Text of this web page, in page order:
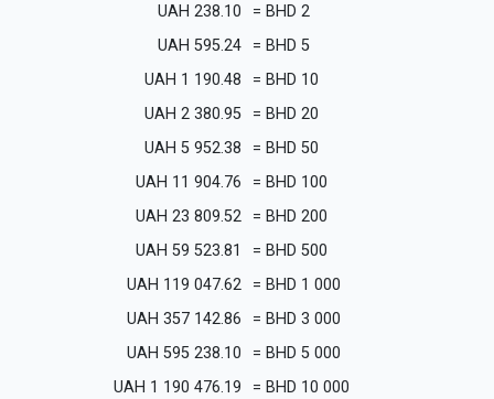
2
BHD
=
238.10
UAH
5
BHD
=
595.24
UAH
10
BHD
=
1 190.48
UAH
20
BHD
=
2 380.95
UAH
50
BHD
=
5 952.38
UAH
100
BHD
=
11 904.76
UAH
200
BHD
=
23 809.52
UAH
500
BHD
=
59 523.81
UAH
1 000
BHD
=
119 047.62
UAH
3 000
BHD
=
357 142.86
UAH
5 000
BHD
=
595 238.10
UAH
10 000
BHD
=
1 190 476.19
UAH